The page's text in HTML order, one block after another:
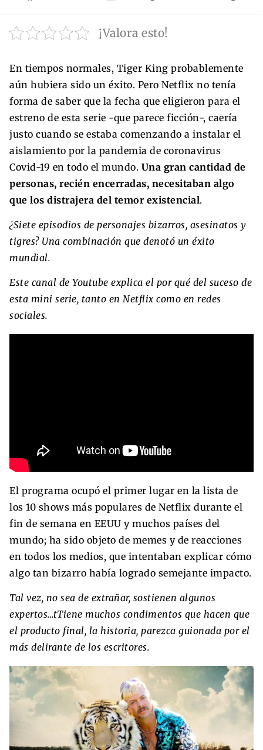
¡Valora esto!
En tiempos normales, Tiger King probablemente
aún hubiera sido un éxito. Pero Netflix no tenía
forma de saber que la fecha que eligieron para el
estreno de esta serie -que parece ficción-, caería
justo cuando se estaba comenzando a instalar el
aislamiento por la pandemia de coronavirus
Covid-19 en todo el mundo. Una gran cantidad de
personas, recién encerradas, necesitaban algo
que los distrajera del temor existencial.
¿Siete episodios de personajes bizarros, asesinatos y
tigres? Una combinación que denotó un éxito
mundial.
Este canal de Youtube explica el por qué del suceso de
esta mini serie, tanto en Netflix como en redes
sociales.
El programa ocupó el primer lugar en la lista de
los 10 shows más populares de Netflix durante el
fin de semana en EEUU y muchos países del
mundo; ha sido objeto de memes y de reacciones
en todos los medios, que intentaban explicar cómo
algo tan bizarro había logrado semejante impacto.
Tal vez, no sea de extrañar, sostienen algunos
expertos…tTiene muchos condimentos que hacen que
el producto final, la historia, parezca guionada por el
más delirante de los escritores.